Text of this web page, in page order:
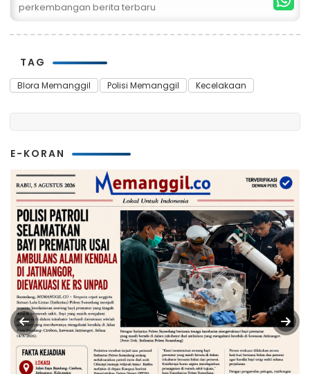
perkembangan berita terbaru
TAG
Blora Memanggil Polisi Memanggil Kecelakaan
E-KORAN